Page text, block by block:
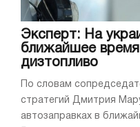
Эксперт: На
ближайшее
дизтопливо
По словам
стратегий Дмитрия
автозаправках в